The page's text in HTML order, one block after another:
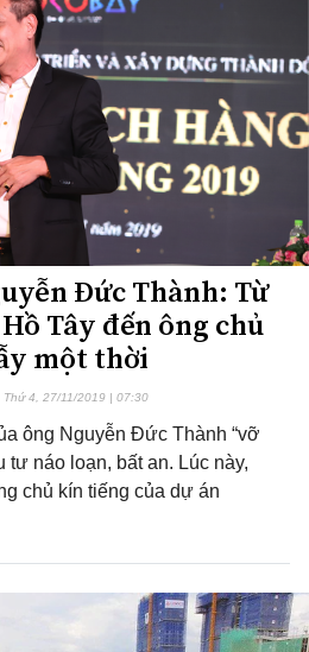
Đức Thành: Từ
Tây đến ông chủ
một thời
Thứ 4, 27/11/2019 | 07:30
ông Nguyễn Đức Thành “vỡ
tư náo loạn, bất an. Lúc này,
chủ kín tiếng của dự án